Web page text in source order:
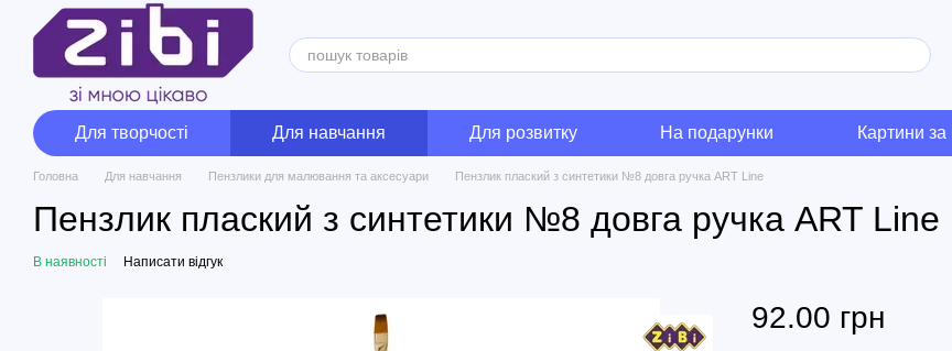
Перейти до основного контенту
Для творчості Для навчання Для розвитку На подарунки Картини
Головна Для навчання Пензлики для малювання та аксесуари Пензлик плаский з синтетики №8 довга ручка ART Line
Пензлик плаский з синтетики №8 довга ручка ART Line
В наявності Написати відгук
92.00 грн